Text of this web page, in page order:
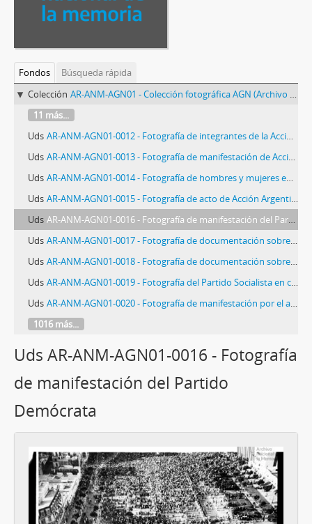
Fondos
Búsqueda rápida
Colección AR-ANM-AGN01 - Colección fotográfica AGN (Archivo General de la Nación)
11 más...
Uds AR-ANM-AGN01-0012 - Fotografía de integrantes de la Acción Argentina
Uds AR-ANM-AGN01-0013 - Fotografía de manifestación de Acción Argentina
Uds AR-ANM-AGN01-0014 - Fotografía de hombres y mujeres en local del Centro Socialista J. B. Alberdi
Uds AR-ANM-AGN01-0015 - Fotografía de acto de Acción Argentina
Uds AR-ANM-AGN01-0016 - Fotografía de manifestación del Partido Demócrata
Uds AR-ANM-AGN01-0017 - Fotografía de documentación sobre complot contra el gobierno
Uds AR-ANM-AGN01-0018 - Fotografía de documentación sobre complot contra el gobierno
Uds AR-ANM-AGN01-0019 - Fotografía del Partido Socialista en campaña por la candidatura de Nicolás Repetto a senador
Uds AR-ANM-AGN01-0020 - Fotografía de manifestación por el asesinato de Humberto Primo
1016 más...
Uds AR-ANM-AGN01-0016 - Fotografía
de manifestación del Partido
Demócrata